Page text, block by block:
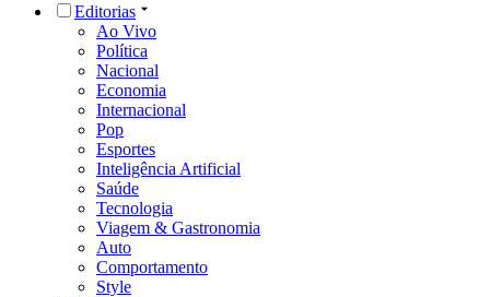
Editorias
Ao Vivo
Política
Nacional
Economia
Internacional
Pop
Esportes
Inteligência Artificial
Saúde
Tecnologia
Viagem & Gastronomia
Auto
Comportamento
Style